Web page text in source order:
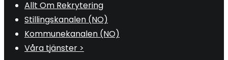
Allt Om Rekrytering
Stillingskanalen (NO)
Kommunekanalen (NO)
Våra tjänster >